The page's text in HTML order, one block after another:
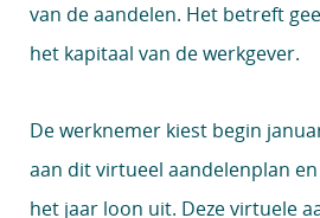
van de aandelen. Het betreft
het kapitaal van de werkgever.
De werknemer kiest begin
aan dit virtueel aandelenplan
het jaar loon uit. Deze virtuele